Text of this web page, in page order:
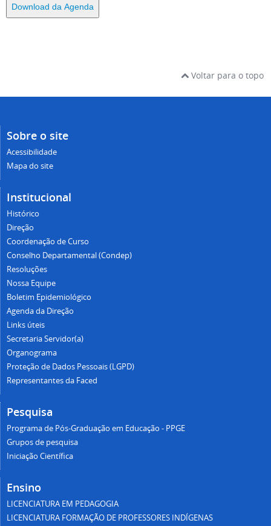
Download da Agenda
Voltar para o topo
Sobre o site
Acessibilidade
Mapa do site
Institucional
Histórico
Direção
Coordenação de Curso
Conselho Departamental (Condep)
Resoluções
Nossa Equipe
Boletim Epidemiológico
Agenda da Direção
Links úteis
Secretaria Servidor(a)
Organograma
Proteção de Dados Pessoais (LGPD)
Representantes da Faced
Pesquisa
Programa de Pós-Graduação em Educação - PPGE
Grupos de pesquisa
Iniciação Científica
Ensino
LICENCIATURA EM PEDAGOGIA
LICENCIATURA FORMAÇÃO DE PROFESSORES INDÍGENAS